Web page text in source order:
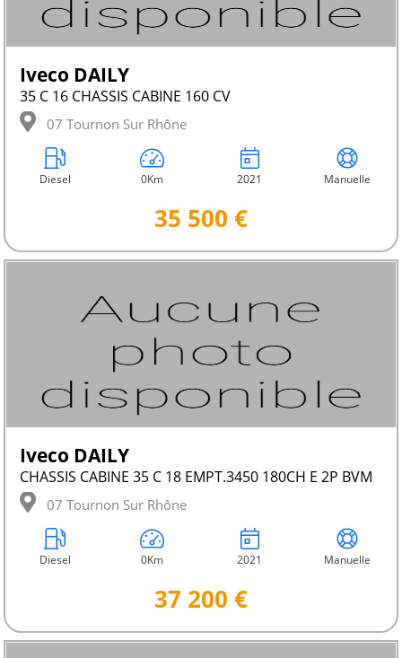
Iveco DAILY
35 C 16 CHASSIS CABINE 160 CV
07 Tournon Sur Rhône
Diesel 0Km 2021 Manuelle
35 500 €
Iveco DAILY
CHASSIS CABINE 35 C 18 EMPT.3450 180CH E 2P BVM
07 Tournon Sur Rhône
Diesel 0Km 2021 Manuelle
37 200 €